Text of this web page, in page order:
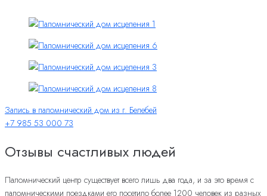
Запись в паломнический дом из г. Белебей
+7 985 53 000 73
Отзывы счастливых людей
Паломнический центр существует всего лишь два года, и за это время с
паломническими поездками его посетило более 1200 человек из разных